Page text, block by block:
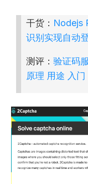
干货： Nodejs
识别实现自动
测评：验证码
原理 用途 入门